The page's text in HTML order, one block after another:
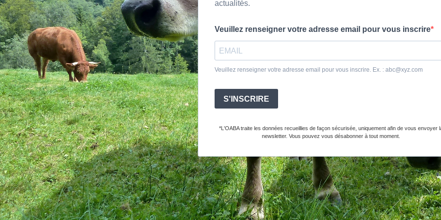
actualités.
Veuillez renseigner votre adresse email pour vous inscrire
Veuillez renseigner votre adresse email pour vous inscrire. Ex. : abc@xyz.com
S'INSCRIRE
*L'OABA traite les données recueillies de façon sécurisée, uniquement afin de vous envoyer
newsletter. Vous pouvez vous désabonner à tout moment.